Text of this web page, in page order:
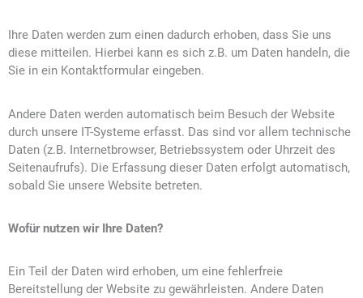
Ihre Daten werden zum einen dadurch erhoben, dass Sie uns
diese mitteilen. Hierbei kann es sich z.B. um Daten handeln, die
Sie in ein Kontaktformular eingeben.
Andere Daten werden automatisch beim Besuch der Website
durch unsere IT-Systeme erfasst. Das sind vor allem technische
Daten (z.B. Internetbrowser, Betriebssystem oder Uhrzeit des
Seitenaufrufs). Die Erfassung dieser Daten erfolgt automatisch,
sobald Sie unsere Website betreten.
Wofür nutzen wir Ihre Daten?
Ein Teil der Daten wird erhoben, um eine fehlerfreie
Bereitstellung der Website zu gewährleisten. Andere Daten